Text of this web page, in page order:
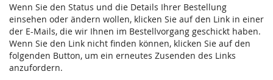
Wenn Sie den Status und die Details Ihrer Bestellung
einsehen oder ändern wollen, klicken Sie auf den Link in einer
der E-Mails, die wir Ihnen im Bestellvorgang geschickt haben.
Wenn Sie den Link nicht finden können, klicken Sie auf den
folgenden Button, um ein erneutes Zusenden des Links
anzufordern.